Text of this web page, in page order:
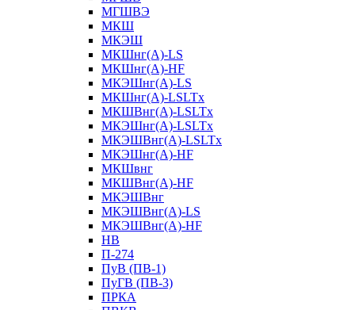
МГШВЭ
МКШ
МКЭШ
МКШнг(А)-LS
МКШнг(А)-HF
МКЭШнг(А)-LS
МКШнг(А)-LSLTx
МКШВнг(A)-LSLTx
МКЭШнг(А)-LSLTx
МКЭШВнг(A)-LSLTx
МКЭШнг(А)-HF
МКШвнг
МКШВнг(А)-HF
МКЭШВнг
МКЭШВнг(А)-LS
МКЭШВнг(А)-HF
НВ
П-274
ПуВ (ПВ-1)
ПуГВ (ПВ-3)
ПРКА